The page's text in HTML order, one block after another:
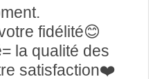
fidélité😊
la qualité des
satisfaction❤️